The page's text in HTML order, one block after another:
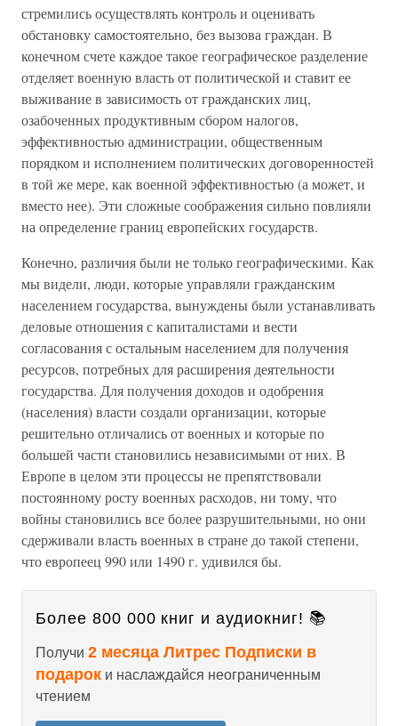
стремились осуществлять контроль и оценивать
обстановку самостоятельно, без вызова граждан. В
конечном счете каждое такое географическое разделение
отделяет военную власть от политической и ставит ее
выживание в зависимость от гражданских лиц,
озабоченных продуктивным сбором налогов,
эффективностью администрации, общественным
порядком и исполнением политических договоренностей
в той же мере, как военной эффективностью (а может, и
вместо нее). Эти сложные соображения сильно повлияли
на определение границ европейских государств.
Конечно, различия были не только географическими. Как
мы видели, люди, которые управляли гражданским
населением государства, вынуждены были устанавливать
деловые отношения с капиталистами и вести
согласования с остальным населением для получения
ресурсов, потребных для расширения деятельности
государства. Для получения доходов и одобрения
(населения) власти создали организации, которые
решительно отличались от военных и которые по
большей части становились независимыми от них. В
Европе в целом эти процессы не препятствовали
постоянному росту военных расходов, ни тому, что
войны становились все более разрушительными, но они
сдерживали власть военных в стране до такой степени,
что европеец 990 или 1490 г. удивился бы.
Более 800 000 книг и аудиокниг! 📚
Получи 2 месяца Литрес Подписки в
подарок и наслаждайся неограниченным
чтением